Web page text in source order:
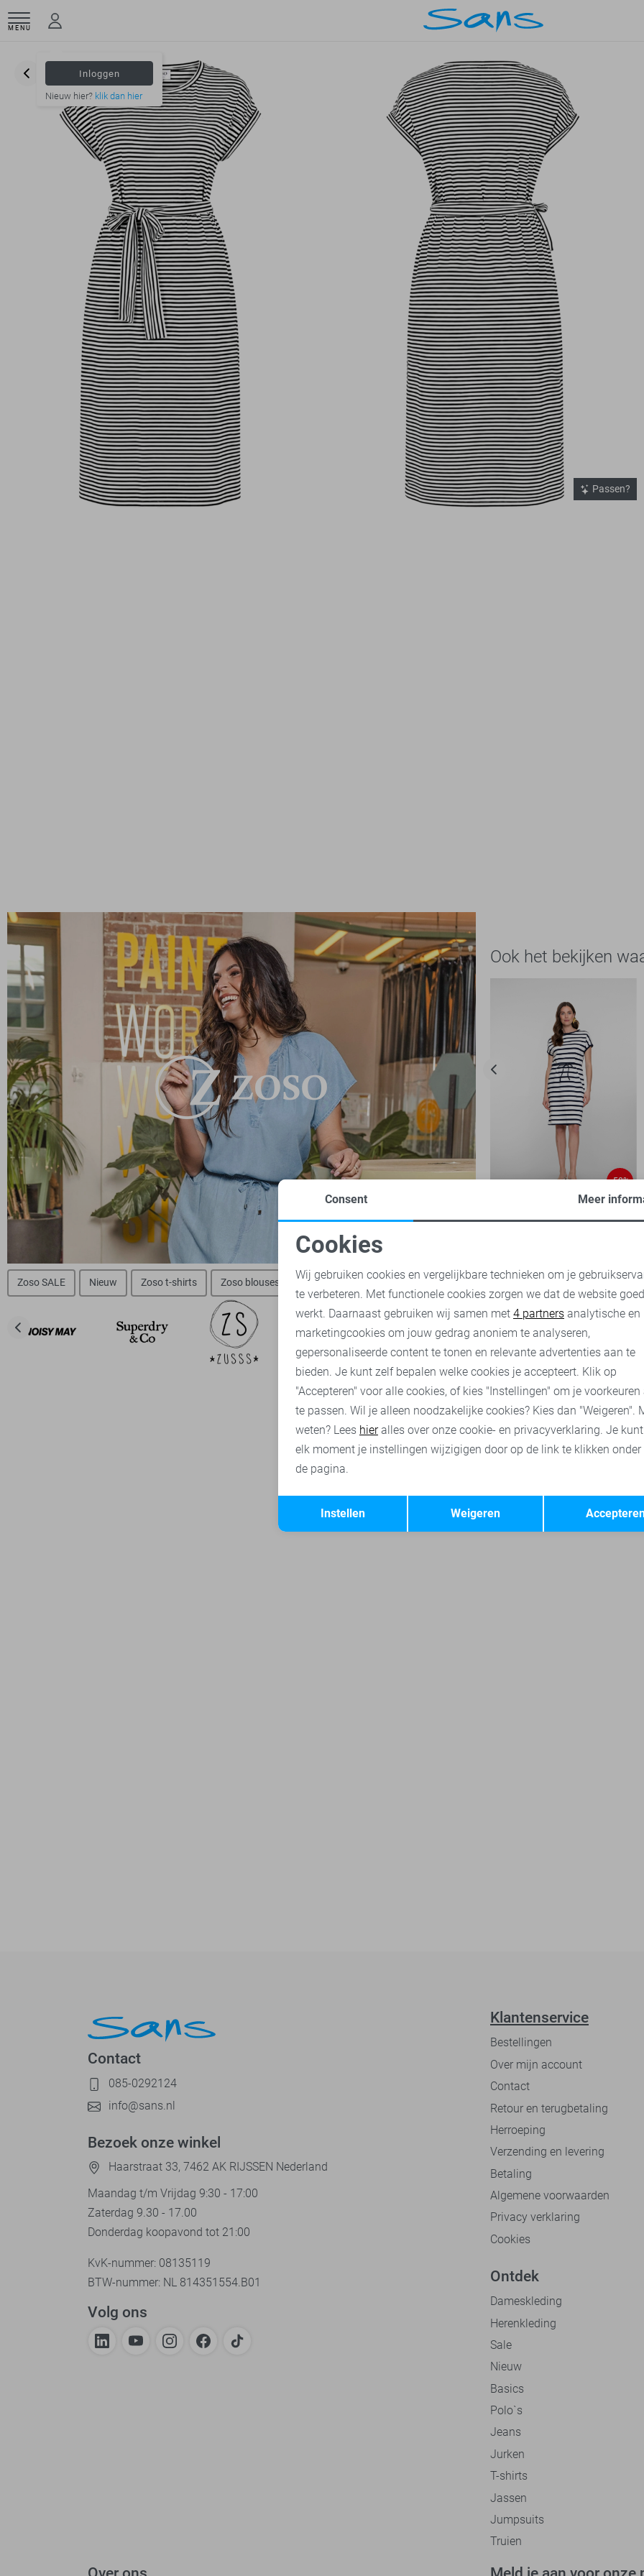
MENU
Inloggen
Nieuw hier? klik dan hier
Passen?
Ook het bekijken
-50%
Zoso SALE Nieuw Zoso t-shirts Zoso blouses Zoso broeken Zoso jurken Zoso vesten Jacqueline de Yong
Contact
085-0292124
info@sans.nl
Bezoek onze winkel
Haarstraat 33, 7462 AK RIJSSEN Nederland
Maandag t/m Vrijdag 9:30 - 17:00
Zaterdag 9.30 - 17.00
Donderdag koopavond tot 21:00
KvK-nummer: 08135119
BTW-nummer: NL 814351554.B01
Volg ons
Klantenservice
Bestellingen
Over mijn account
Contact
Retour en terugbetaling
Herroeping
Verzending en levering
Betaling
Algemene voorwaarden
Privacy verklaring
Cookies
Ontdek
Dameskleding
Herenkleding
Sale
Nieuw
Basics
Polo`s
Jeans
Jurken
T-shirts
Jassen
Jumpsuits
Truien
Noodzakelijke cookies
Analytische cookies Marketing cookies
Terug Opslaan
Consent Meer
Cookies
Wij gebruiken cookies en vergelijkbare technieken om je
te verbeteren. Met functionele cookies zorgen we dat de website goed
werkt. Daarnaast gebruiken wij samen met 4 partners analytische en
marketingcookies om jouw gedrag anoniem te analyseren,
gepersonaliseerde content te tonen en relevante advertenties aan te
bieden. Je kunt zelf bepalen welke cookies je accepteert. Klik op
"Accepteren" voor alle cookies, of kies "Instellingen" om je voorkeuren
te passen. Wil je alleen noodzakelijke cookies? Kies dan "Weigeren".
weten? Lees hieralles over onze cookie- en privacyverklaring. Je
elk moment je instellingen wijzigigen door op de link te klikken onder
de pagina.
Weigeren
Instellen